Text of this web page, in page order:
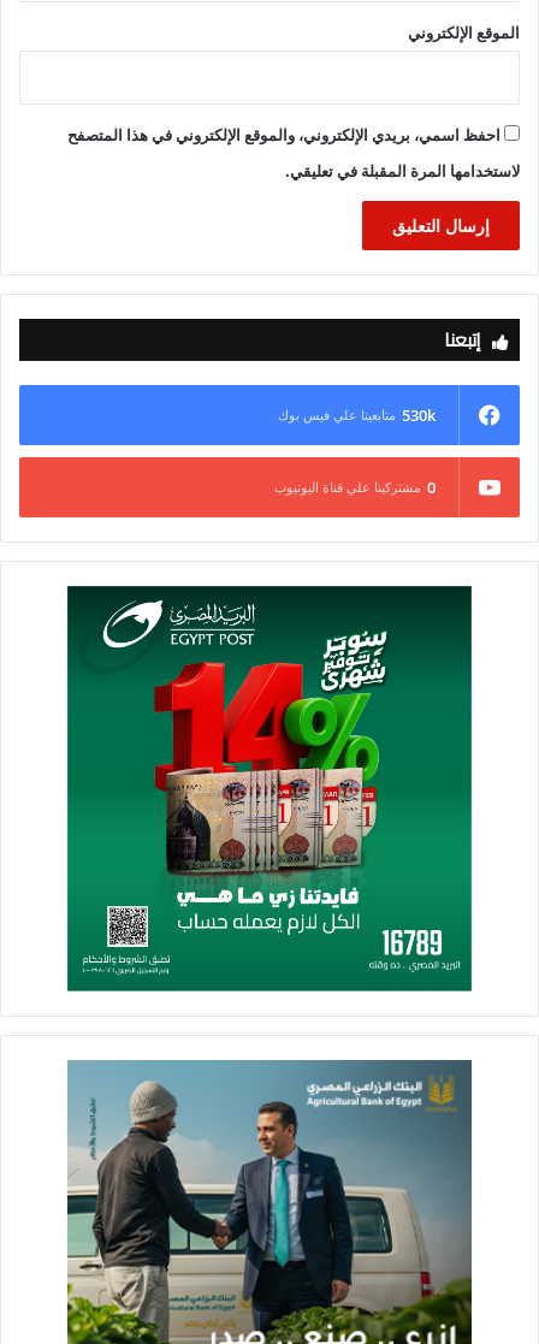
فى تشجيع الزراعات التعاقدية للذرة الصفراء، حيث تمت الإشارة
إلى أنه تم تسليم كافة الكميات المنتجة من المزارعين بأسعار تتراوح
للمزارعين، وجار حالياً التجهيز للتعاقد على الموسم الجديد لزراعة
مساحات كبيرة من الذرة الصفراء.
مصانع استخلاص الزيوت من بذرة فول الصويا، وما تم فى هذا الصدد
من إجراءات تتعلق بالتعاقدات مع المزارعين لاستلام مختلف الكميات
لإجراء التعاقدات فى الموسم الصيفى القادم، هذا إلى جانب التعاقد
مع أصحاب المصانع لاستلام الزيت الخام المنتج على مدار العام،
وتوفير كسب فول الصويا لمصانع الاعلاف، هذا إلى جانب قيام وزارة
الزراعة واستصلاح الأراضي بتوفير تقاوي فول صويا تكفي لزراعة
150 ألف فدان هذا العام، والتخطيط للتوسع فى إنتاج التقاوي
وفى ختام الاجتماع، أشار رئيس الوزراء إلى أهمية العمل على تعظيم
الاستفادة من المخلفات الزراعية، واستغلالها الاستغلال الأمثل فى
صناعة الأعلاف، وذلك بالنظر إلى ما يتوافر منها من كميات ليست
بالقليلة، مؤكداً على ضرورة أن يكون لها منظومة متكاملة تشتمل
على ما يتعلق بنقاط التجميع، وكذا التوريد لمصانع الأعلاف، وأن تقوم
اللجنة المشتركة من جانب وزارتى الزراعة والبيئة، بعرض تصور
متكامل فى هذا الشأن، وذلك بما يسهم فى توفير المزيد من الأعلاف
الموقع الإلكتروني
احفظ اسمي، بريدي الإلكتروني، والموقع الإلكتروني في هذا المتصفح
لاستخدامها المرة المقبلة في تعليقي.
إتبعنا
530k متابعينا علي فيس بوك
0 مشتركينا علي قناة اليوتيوب